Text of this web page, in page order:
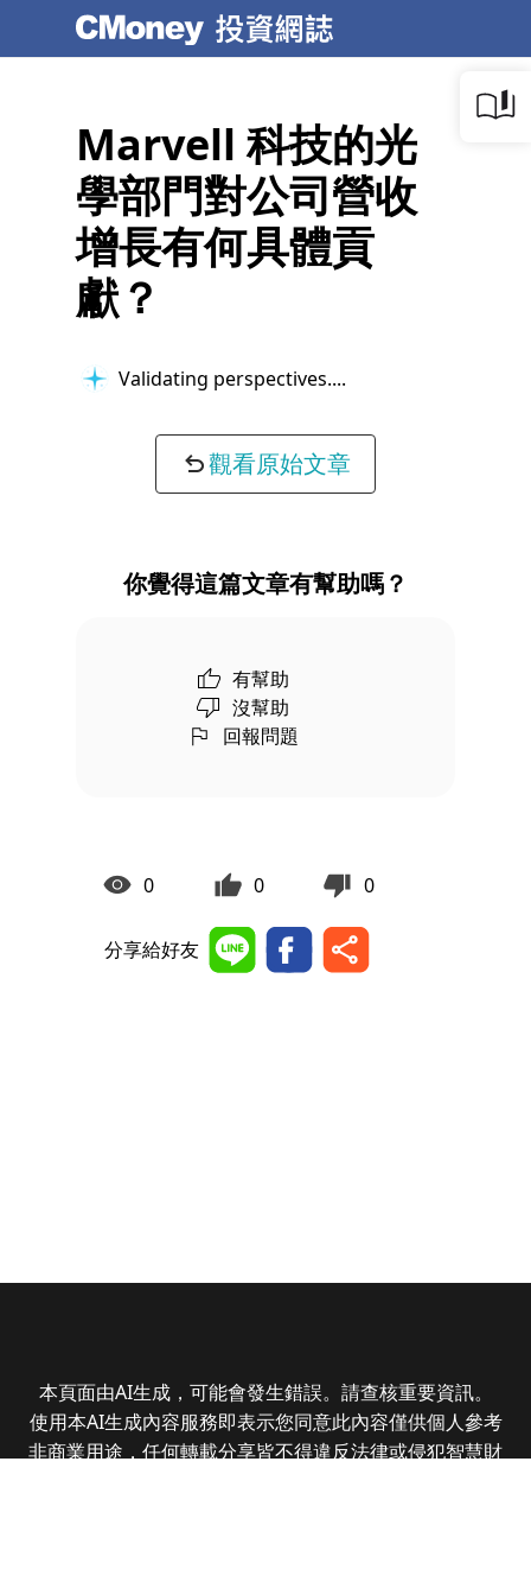
Marvell 科技的光
學部門對公司營收
增長有何具體貢
獻？
Validating perspectives...
觀看原始文章
你覺得這篇文章有幫助嗎？
有幫助
沒幫助
回報問題
0 0 0
分享給好友
本頁面由AI生成，可能會發生錯誤。請查核重要資訊。
使用本AI生成內容服務即表示您同意此內容僅供個人參考
非商業用途，任何轉載分享皆不得違反法律或侵犯智慧財